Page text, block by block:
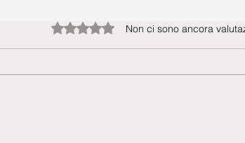
Valutazione 0 stelle su 5.Non ci sono ancora